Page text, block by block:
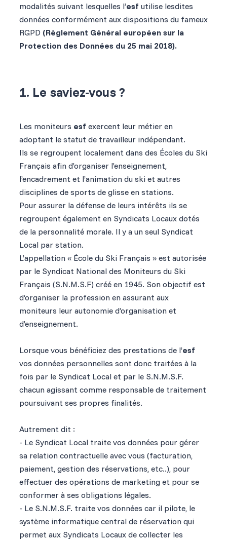
modalités suivant lesquelles l’esf utilise lesdites
données conformément aux dispositions du fameux
RGPD (Règlement Général européen sur la
Protection des Données du 25 mai 2018).
1. Le saviez-vous ?
Les moniteurs esf exercent leur métier en
adoptant le statut de travailleur indépendant.
Ils se regroupent localement dans des Écoles du Ski
Français afin d’organiser l’enseignement,
l’encadrement et l’animation du ski et autres
disciplines de sports de glisse en stations.
Pour assurer la défense de leurs intérêts ils se
regroupent également en Syndicats Locaux dotés
de la personnalité morale. Il y a un seul Syndicat
Local par station.
L’appellation « École du Ski Français » est autorisée
par le Syndicat National des Moniteurs du Ski
Français (S.N.M.S.F) créé en 1945. Son objectif est
d’organiser la profession en assurant aux
moniteurs leur autonomie d’organisation et
d’enseignement.
Lorsque vous bénéficiez des prestations de l’esf
vos données personnelles sont donc traitées à la
fois par le Syndicat Local et par le S.N.M.S.F.
chacun agissant comme responsable de traitement
poursuivant ses propres finalités.
Autrement dit :
- Le Syndicat Local traite vos données pour gérer
sa relation contractuelle avec vous (facturation,
paiement, gestion des réservations, etc..), pour
effectuer des opérations de marketing et pour se
conformer à ses obligations légales.
- Le S.N.M.S.F. traite vos données car il pilote, le
système informatique central de réservation qui
permet aux Syndicats Locaux de collecter les